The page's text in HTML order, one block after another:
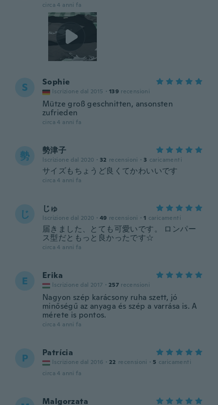
circa 4 anni fa
S Sophie
Iscrizione dal 2015 · 139 recensioni
Mütze groß geschnitten, ansonsten
zufrieden
circa 4 anni fa
勢 勢津子
Iscrizione dal 2020 · 32 recensioni · 3 caricamenti
サイズもちょうど良くてかわいいです
circa 4 anni fa
じ じゅ
Iscrizione dal 2020 · 49 recensioni · 1 caricamenti
届きました、とても可愛いです。 ロンパー
ス型だともっと良かったです☆
circa 4 anni fa
E Erika
Iscrizione dal 2017 · 257 recensioni
Nagyon szép karácsony ruha szett, jó
minőségű az anyaga és szép a varrása is. A
mérete is pontos.
circa 4 anni fa
P Patrícia
Iscrizione dal 2016 · 22 recensioni · 5 caricamenti
circa 4 anni fa
Malgorzata